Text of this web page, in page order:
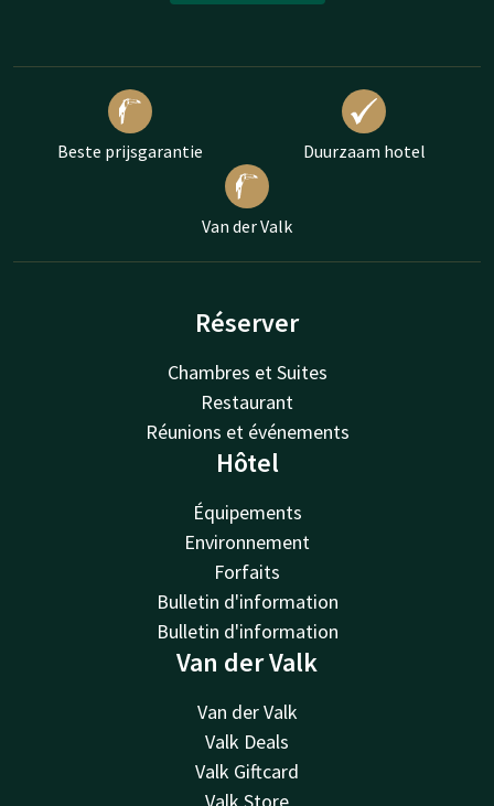
Beste prijsgarantie Duurzaam hotel
Van der Valk
Réserver
Chambres et Suites
Restaurant
Réunions et événements
Hôtel
Équipements
Environnement
Forfaits
Bulletin d'information
Bulletin d'information
Van der Valk
Van der Valk
Valk Deals
Valk Giftcard
Valk Store